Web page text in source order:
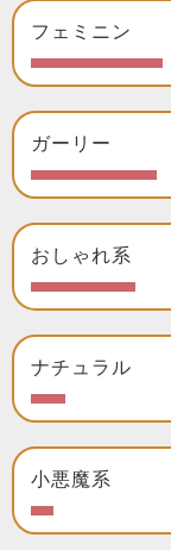
フェミニン
ガーリー
おしゃれ系
ナチュラル
小悪魔系